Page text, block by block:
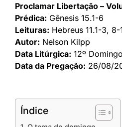
Proclamar Libertação –
Prédica: Gênesis 15.1-6
Leituras: Hebreus 11.1-3,
Autor: Nelson Kilpp
Data Litúrgica: 12º
Data da Pregação: 26/08/
Índice